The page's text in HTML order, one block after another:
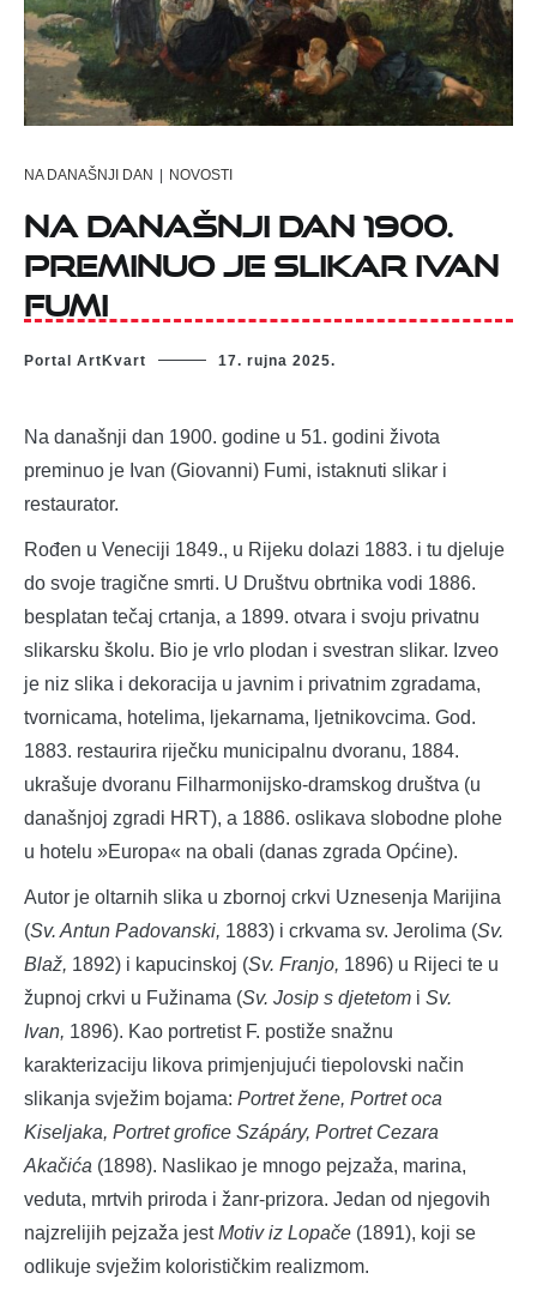
NA DANAŠNJI DAN | NOVOSTI
Na današnji dan 1900.
preminuo je slikar Ivan
Fumi
Portal ArtKvart 17. rujna 2025.
Na današnji dan 1900. godine u 51. godini života
preminuo je Ivan (Giovanni) Fumi, istaknuti slikar i
restaurator.
Rođen u Veneciji 1849., u Rijeku dolazi 1883. i tu djeluje
do svoje tragične smrti. U Društvu obrtnika vodi 1886.
besplatan tečaj crtanja, a 1899. otvara i svoju privatnu
slikarsku školu. Bio je vrlo plodan i svestran slikar. Izveo
je niz slika i dekoracija u javnim i privatnim zgradama,
tvornicama, hotelima, ljekarnama, ljetnikovcima. God.
1883. restaurira riječku municipalnu dvoranu, 1884.
ukrašuje dvoranu Filharmonijsko-dramskog društva (u
današnjoj zgradi HRT), a 1886. oslikava slobodne plohe
u hotelu »Europa« na obali (danas zgrada Općine).
Autor je oltarnih slika u zbornoj crkvi Uznesenja Marijina
(Sv. Antun Padovanski, 1883) i crkvama sv. Jerolima (Sv.
Blaž, 1892) i kapucinskoj (Sv. Franjo, 1896) u Rijeci te u
župnoj crkvi u Fužinama (Sv. Josip s djetetom i Sv.
Ivan, 1896). Kao portretist F. postiže snažnu
karakterizaciju likova primjenjujući tiepolovski način
slikanja svježim bojama: Portret žene, Portret oca
Kiseljaka, Portret grofice Szápáry, Portret Cezara
Akačića (1898). Naslikao je mnogo pejzaža, marina,
veduta, mrtvih priroda i žanr-prizora. Jedan od njegovih
najzrelijih pejzaža jestMotiv iz Lopače (1891), koji se
odlikuje svježim kolorističkim realizmom.